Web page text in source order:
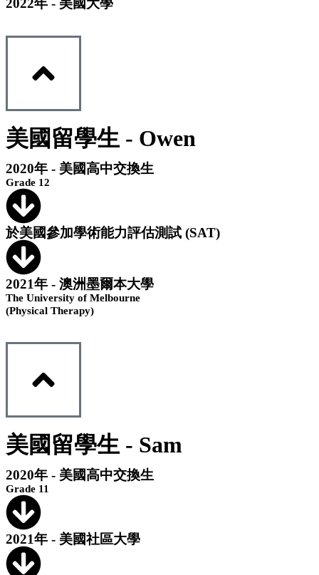
2022年 - 美國大學
美國留學生 - Owen
2020年 - 美國高中交換生
Grade 12
於美國參加學術能力評估測試 (SAT)
2021年 - 澳洲墨爾本大學
The University of Melbourne
(Physical Therapy)
美國留學生 - Sam
2020年 - 美國高中交換生
Grade 11
2021年 - 美國社區大學